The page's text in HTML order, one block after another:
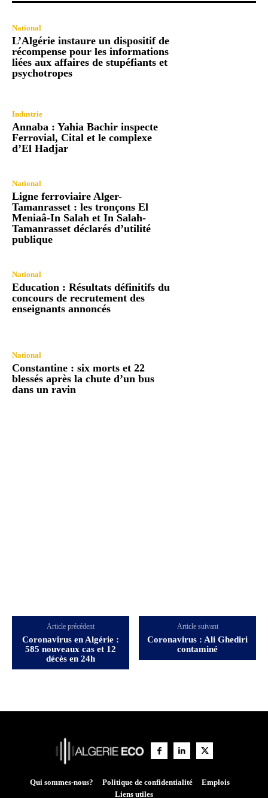
National
L’Algérie instaure un dispositif de
récompense pour les informations
liées aux affaires de stupéfiants et
psychotropes
Industrie
Annaba : Yahia Bachir inspecte
Ferrovial, Cital et le complexe
d’El Hadjar
National
Ligne ferroviaire Alger-
Tamanrasset : les tronçons El
Meniaâ-In Salah et In Salah-
Tamanrasset déclarés d’utilité
publique
National
Education : Résultats définitifs du
concours de recrutement des
enseignants annoncés
National
Constantine : six morts et 22
blessés après la chute d’un bus
dans un ravin
Article précédent
Coronavirus en Algérie :
585 nouveaux cas et 12
décès en 24h
Article suivant
Coronavirus : Ali Ghediri
contaminé
Qui sommes-nous? Politique de confidentialité
Emplois
Liens utiles